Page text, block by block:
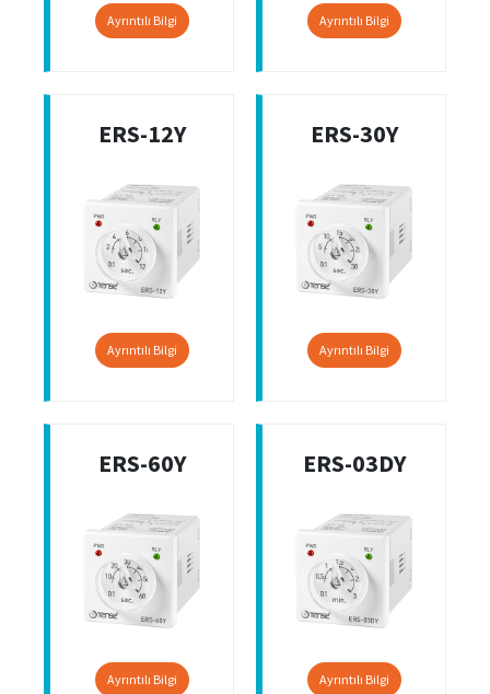
Ayrıntılı Bilgi Ayrıntılı Bilgi
ERS-12Y
Ayrıntılı Bilgi
ERS-30Y
Ayrıntılı Bilgi
ERS-60Y
Ayrıntılı Bilgi
ERS-03DY
Ayrıntılı Bilgi